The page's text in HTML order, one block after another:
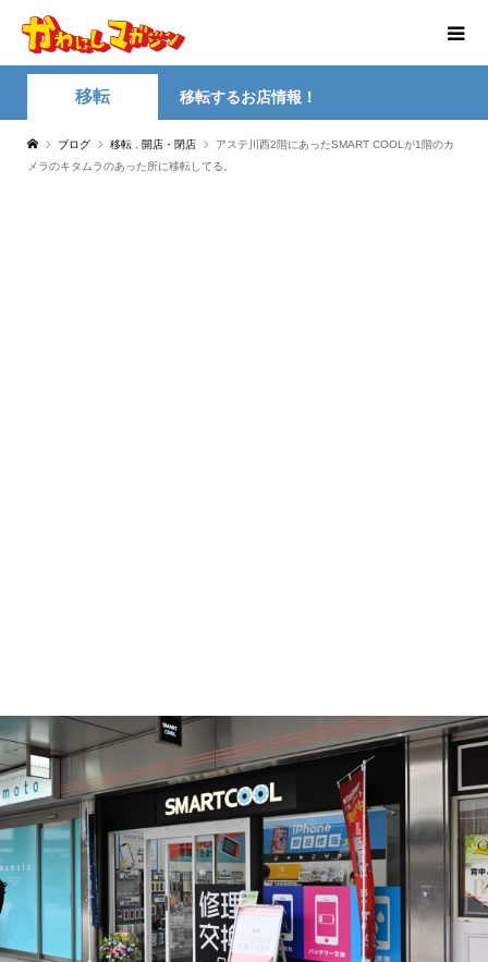
移転 移転するお店情報！
ブログ 移転 開店・閉店
アステ川西2階にあったSMART COOLが1階のカ
メラのキタムラのあった所に移転してる。